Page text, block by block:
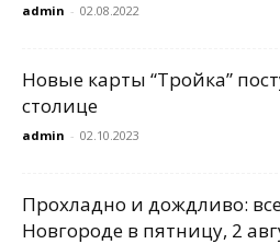
admin - 02.08.2022
Новые карты “Тройка”
столице
admin - 02.10.2023
Прохладно и дождливо:
Новгороде в пятницу, 2